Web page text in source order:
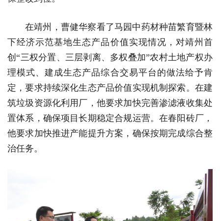
在靖州，曹健华察看了马园中药材种苗繁育暨林
下经济示范基地生态产品价值实现情况，对靖州首
创“三权分置、三层剥离、多权叠加”农村土地产权办
理模式、建成生态产品综合交易平台的做法给予肯
定，要求持续深化生态产品价值实现机制探索。在建
筑垃圾资源化利用厂，他要求加快完善渗滤液收集处
置体系，确保项目长期稳定合规运营。在春阳砖厂，
他要求加快推进产能提升方案，确保按期完成综合整
治任务。